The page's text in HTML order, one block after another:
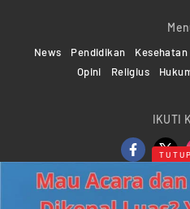
News Pendidikan Kesehatan
Opini
Religius
IKUTI
Copyright ©2024-2026